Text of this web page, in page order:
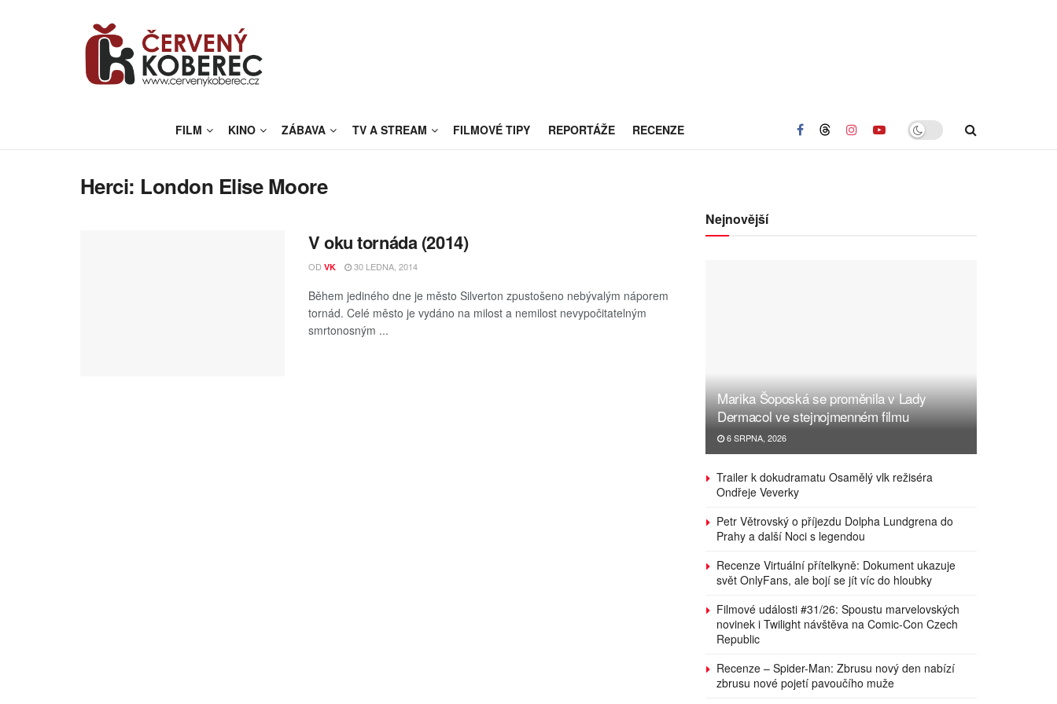
FILM KINO ZÁBAVA TV A STREAM FILMOVÉ TIPY REPORTÁŽE RECENZE
Herci: London Elise Moore
V oku tornáda (2014)
OD VK 30 LEDNA, 2014
Během jediného dne je město Silverton zpustošeno nebývalým náporem
tornád. Celé město je vydáno na milost a nemilost nevypočitatelným
smrtonosným ...
Nejnovější
Marika Šoposká se proměnila v Lady
Dermacol ve stejnojmenném filmu
6 SRPNA, 2026
Trailer k dokudramatu Osamělý vlk režiséra
Ondřeje Veverky
Petr Větrovský o příjezdu Dolpha Lundgrena do
Prahy a další Noci s legendou
Recenze Virtuální přítelkyně: Dokument ukazuje
svět OnlyFans, ale bojí se jít víc do hloubky
Filmové události #31/26: Spoustu marvelovských
novinek i Twilight návštěva na Comic-Con Czech
Republic
Recenze – Spider-Man: Zbrusu nový den nabízí
zbrusu nové pojetí pavoučího muže